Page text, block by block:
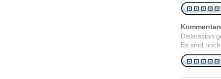
Diskussion
Es sind